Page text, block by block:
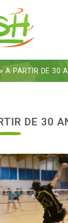
» A PARTIR DE 30
DE 30